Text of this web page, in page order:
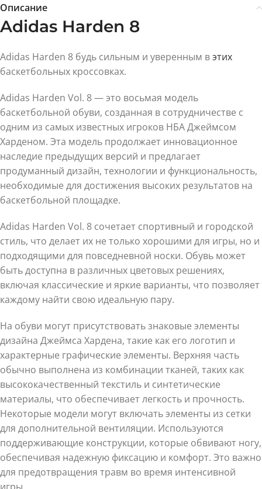
Описание
Adidas Harden 8
Adidas Harden 8 будь сильным и уверенным вэтих
баскетбольных кроссовках.
Adidas Harden Vol. 8 — это восьмая модель
баскетбольной обуви, созданная в сотрудничестве с
одним из самых известных игроков НБА Джеймсом
Харденом. Эта модель продолжает инновационное
наследие предыдущих версий и предлагает
продуманный дизайн, технологии и функциональность,
необходимые для достижения высоких результатов на
баскетбольной площадке.
Adidas Harden Vol. 8 сочетает спортивный и городской
стиль, что делает их не только хорошими для игры, но и
подходящими для повседневной носки. Обувь может
быть доступна в различных цветовых решениях,
включая классические и яркие варианты, что позволяет
каждому найти свою идеальную пару.
На обуви могут присутствовать знаковые элементы
дизайна Джеймса Хардена, такие как его логотип и
характерные графические элементы. Верхняя часть
обычно выполнена из комбинации тканей, таких как
высококачественный текстиль и синтетические
материалы, что обеспечивает легкость и прочность.
Некоторые модели могут включать элементы из сетки
для дополнительной вентиляции. Используются
поддерживающие конструкции, которые обвивают ногу,
обеспечивая надежную фиксацию и комфорт. Это важно
для предотвращения травм во время интенсивной